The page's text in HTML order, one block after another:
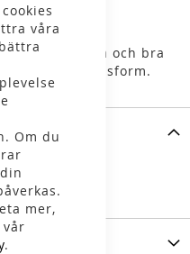
våra
Om du
mer,
.
passform och bra
och smal passform.